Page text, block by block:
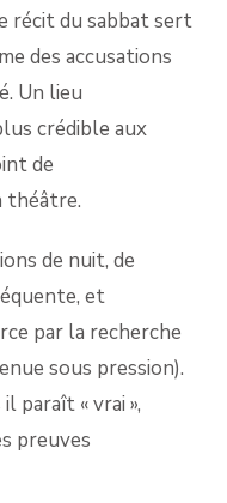
récit du sabbat sert
des accusations
Un lieu
crédible aux
de
théâtre.
de nuit, de
et
par la recherche
sous pression).
paraît « vrai »,
preuves